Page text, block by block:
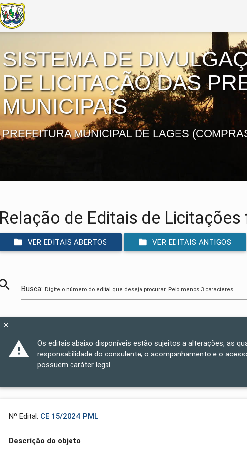
SISTEMA DE
DE LICITAÇÃO DAS
MUNICIPAIS
PREFEITURA MUNICIPAL DE LAGES
Relação de Editais de
VER EDITAIS ABERTOS VER EDITAIS ANTIGOS
Busca: Digite o número do edital que deseja procurar. Pelo menos 3 caracteres.
Os editais abaixo disponíveis estão sujeitos a alterações, as
responsabilidade do consulente, o acompanhamento e o
possuem caráter legal.
Nº Edital: CE 15/2024 PML
Descrição do objeto